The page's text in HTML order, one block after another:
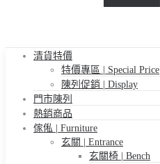
清貨特價
特價專區 | Special Price
陳列促銷 | Display
門市陳列
熱銷商品
傢俬 | Furniture
玄關 | Entrance
玄關椅 | Bench